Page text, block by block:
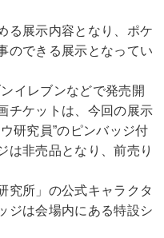
る展示内容となり、ポケ
のできる展示となってい
イレブンなどで発売開
チケットは、今回の展示
研究員”のピンバッジ付
は非売品となり、前売り
究所」の公式キャラクタ
ジは会場内にある特設シ